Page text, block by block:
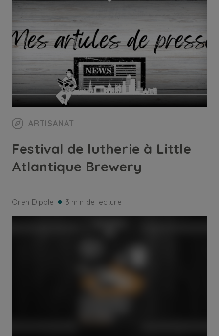
ARTISANAT
Festival de lutherie à Little
Atlantique Brewery
Oren Dipple 3 min de lecture